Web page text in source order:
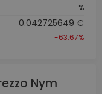
%
0.042725649 €
-63.67%
Nym